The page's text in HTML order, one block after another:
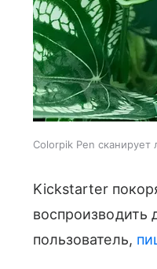
Colorpik Pen сканирует
Kickstarter
воспроизводить
пользователь,